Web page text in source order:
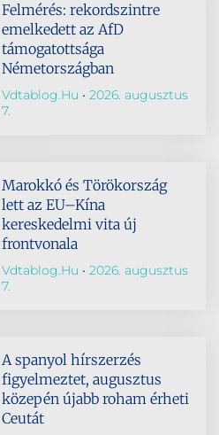
Felmérés: rekordszintre
emelkedett az AfD
támogatottsága
Németországban
Vdtablog.hu
2026. augusztus
7.
Marokkó és Törökország
lett az EU–Kína
kereskedelmi vita új
frontvonala
Vdtablog.hu
2026. augusztus
7.
A spanyol hírszerzés
figyelmeztet, augusztus
közepén újabb roham érheti
Ceutát